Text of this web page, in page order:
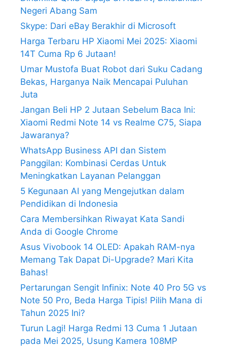
Negeri Abang Sam
Skype: Dari eBay Berakhir di Microsoft
Harga Terbaru HP Xiaomi Mei 2025: Xiaomi
14T Cuma Rp 6 Jutaan!
Umar Mustofa Buat Robot dari Suku Cadang
Bekas, Harganya Naik Mencapai Puluhan
Juta
Jangan Beli HP 2 Jutaan Sebelum Baca Ini:
Xiaomi Redmi Note 14 vs Realme C75, Siapa
Jawaranya?
WhatsApp Business API dan Sistem
Panggilan: Kombinasi Cerdas Untuk
Meningkatkan Layanan Pelanggan
5 Kegunaan AI yang Mengejutkan dalam
Pendidikan di Indonesia
Cara Membersihkan Riwayat Kata Sandi
Anda di Google Chrome
Asus Vivobook 14 OLED: Apakah RAM-nya
Memang Tak Dapat Di-Upgrade? Mari Kita
Bahas!
Pertarungan Sengit Infinix: Note 40 Pro 5G vs
Note 50 Pro, Beda Harga Tipis! Pilih Mana di
Tahun 2025 Ini?
Turun Lagi! Harga Redmi 13 Cuma 1 Jutaan
pada Mei 2025, Usung Kamera 108MP